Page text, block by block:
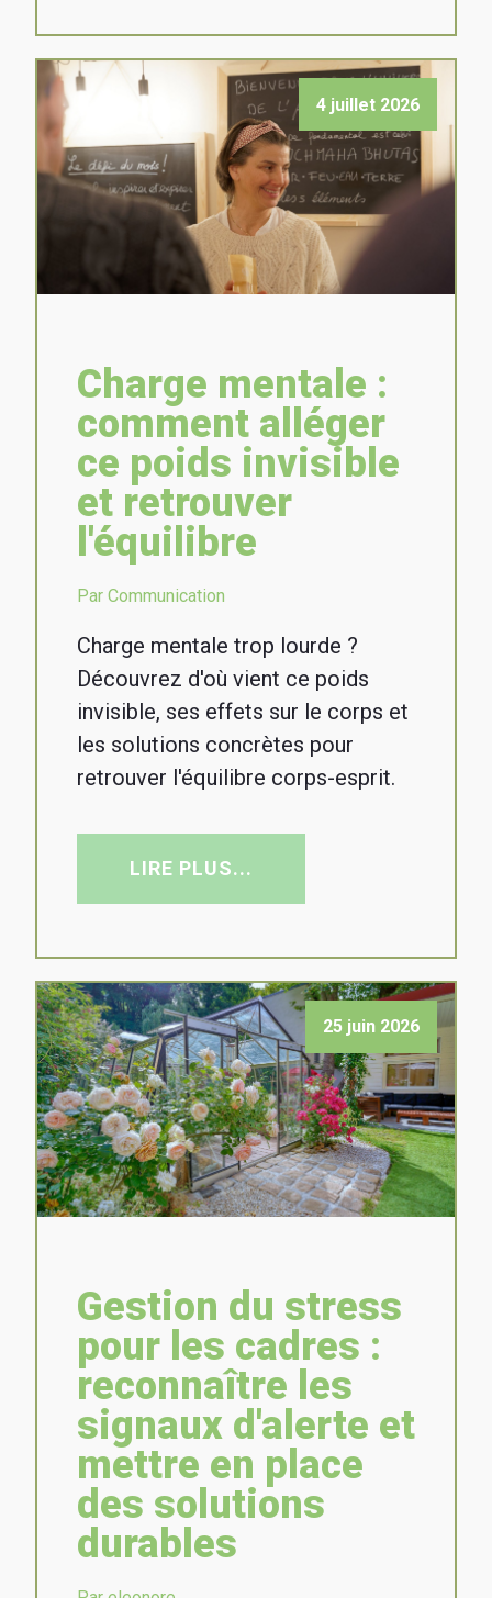
4 juillet 2026
Charge mentale :
comment alléger
ce poids invisible
et retrouver
l'équilibre
Par Communication
Charge mentale trop lourde ?
Découvrez d'où vient ce poids
invisible, ses effets sur le corps et
les solutions concrètes pour
retrouver l'équilibre corps-esprit.
LIRE PLUS...
25 juin 2026
Gestion du stress
pour les cadres :
reconnaître les
signaux d'alerte et
mettre en place
des solutions
durables